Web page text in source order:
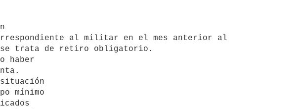
al militar en el mes anterior al
trata de retiro obligatorio.
mínimo